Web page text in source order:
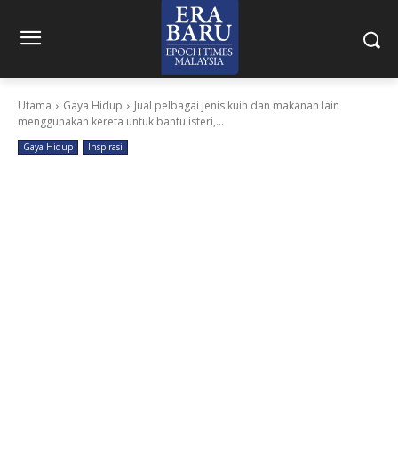
Utama Gaya Hidup
Jual pelbagai jenis kuih dan makanan lain
menggunakan kereta untuk bantu isteri,...
Gaya Hidup Inspirasi